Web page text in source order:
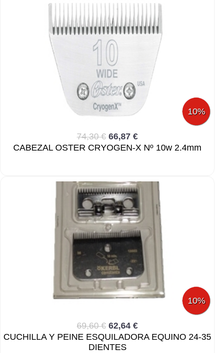
10%
74,30 € 66,87 €
CABEZAL OSTER CRYOGEN-X Nº 10w 2.4mm
10%
69,60 € 62,64 €
CUCHILLA Y PEINE ESQUILADORA EQUINO 24-35
DIENTES